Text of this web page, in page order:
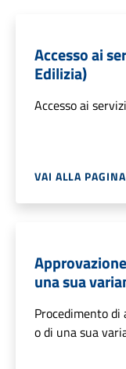
Accesso ai
Edilizia)
Accesso ai
VAI ALLA PAGINA
una sua
Procedimento
o di una sua